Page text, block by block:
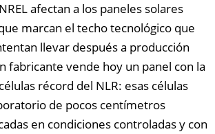
afectan a los paneles solares
marcan el techo tecnológico que
llevar después a producción
fabricante vende hoy un panel con la
récord del NLR: esas células
de pocos centímetros
en condiciones controladas y con